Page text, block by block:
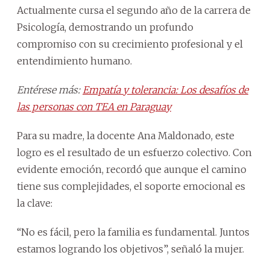
Actualmente cursa el segundo año de la carrera de
Psicología, demostrando un profundo
compromiso con su crecimiento profesional y el
entendimiento humano.
Entérese más: Empatía y tolerancia: Los desafíos de
las personas con TEA en Paraguay
Para su madre, la docente Ana Maldonado, este
logro es el resultado de un esfuerzo colectivo. Con
evidente emoción, recordó que aunque el camino
tiene sus complejidades, el soporte emocional es
la clave:
“No es fácil, pero la familia es fundamental. Juntos
estamos logrando los objetivos”, señaló la mujer.